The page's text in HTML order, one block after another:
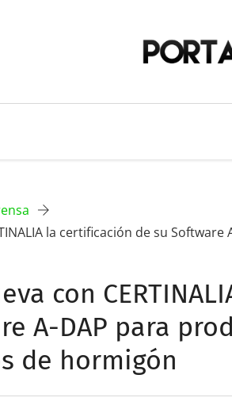
la certificación de su
con
A-DAP para
de hormigón